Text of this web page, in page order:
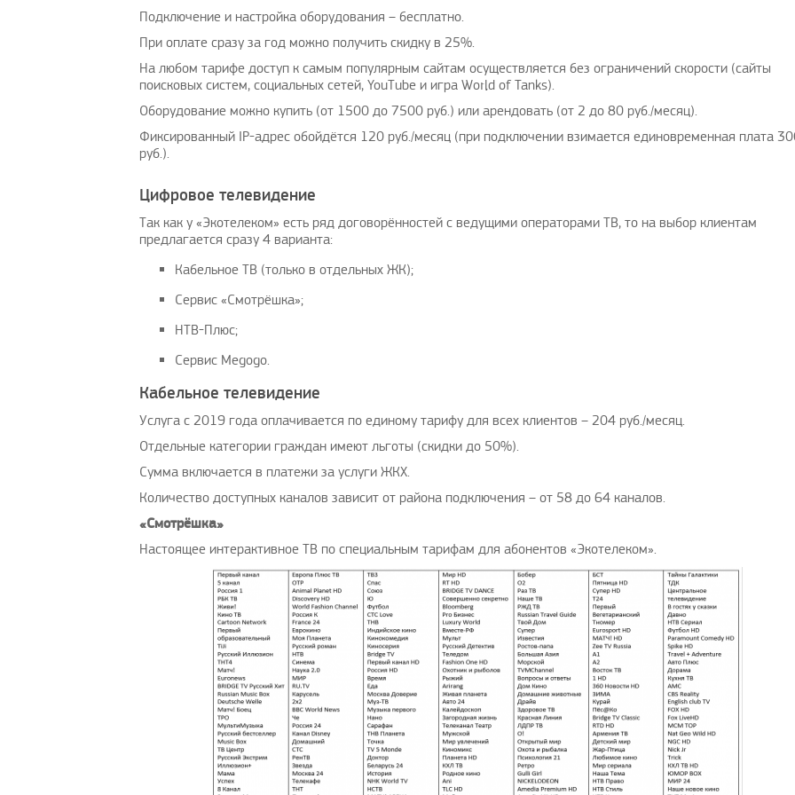
Подключение и настройка оборудования – бесплатно.
При оплате сразу за год можно получить скидку в 25%.
На любом тарифе доступ к самым популярным сайтам осуществляется без ограничений скорости (сайты
поисковых систем, социальных сетей, YouTube и игра World of Tanks).
Оборудование можно купить (от 1500 до 7500 руб.) или арендовать (от 2 до 80 руб./месяц).
Фиксированный IP-адрес обойдётся 120 руб./месяц (при подключении взимается единовременная плата
руб.).
Цифровое телевидение
Так как у «Экотелеком» есть ряд договорённостей с ведущими операторами ТВ, то на выбор клиентам
предлагается сразу 4 варианта:
Кабельное ТВ (только в отдельных ЖК);
Сервис «Смотрёшка»;
НТВ-Плюс;
Сервис Megogo.
Кабельное телевидение
Услуга с 2019 года оплачивается по единому тарифу для всех клиентов – 204 руб./месяц.
Отдельные категории граждан имеют льготы (скидки до 50%).
Сумма включается в платежи за услуги ЖКХ.
Количество доступных каналов зависит от района подключения – от 58 до 64 каналов.
«Смотрёшка»
Настоящее интерактивное ТВ по специальным тарифам для абонентов «Экотелеком».